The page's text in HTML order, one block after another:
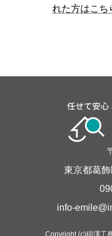
れた方はこち
東京都葛
info-